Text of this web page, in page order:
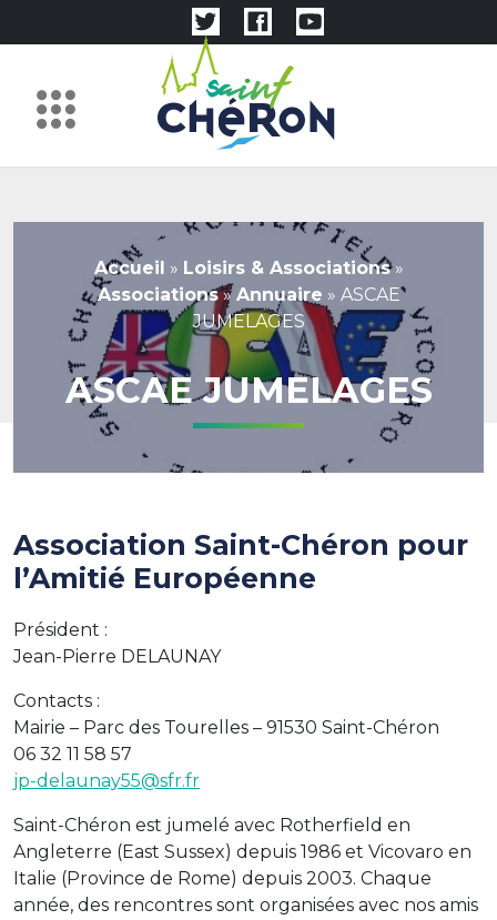
Accueil » Loisirs & Associations»
Associations» Annuaire » ASCAE
JUMELAGES
ASCAE JUMELAGES
Association Saint-Chéron pour
l’Amitié Européenne
Président :
Jean-Pierre DELAUNAY
Contacts :
Mairie – Parc des Tourelles – 91530 Saint-Chéron
06 32 11 58 57
jp-delaunay55@sfr.fr
Saint-Chéron est jumelé avec Rotherfield en
Angleterre (East Sussex) depuis 1986 et Vicovaro en
Italie (Province de Rome) depuis 2003. Chaque
année, des rencontres sont organisées avec nos amis